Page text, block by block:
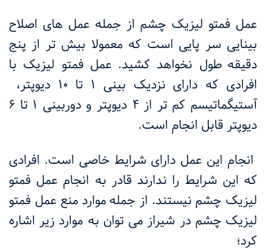
عمل فمتو لیزیک چشم از جمله عمل های اصلاح
بینایی سر پایی است که معمولا بیش تر از پنج
دقیقه طول نخواهد کشید. عمل فمتو لیزیک با
افرادی که دارای نزدیک بینی ۱ تا ۱۰ دیوپتر،
آستیگماتیسم کم تر از ۴ دیوپتر و دوربینی ۱ تا ۶
دیوپتر قابل انجام است.
انجام این عمل دارای شرایط خاصی است. افرادی
که این شرایط را ندارند قادر به انجام عمل فمتو
لیزیک چشم نیستند. از جمله موارد منع عمل فمتو
لیزیک چشم در شیراز می توان به موارد زیر اشاره
کرد؛